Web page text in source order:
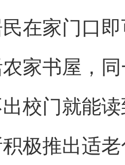
民在家门口
家书屋，
校门就能
极推出适